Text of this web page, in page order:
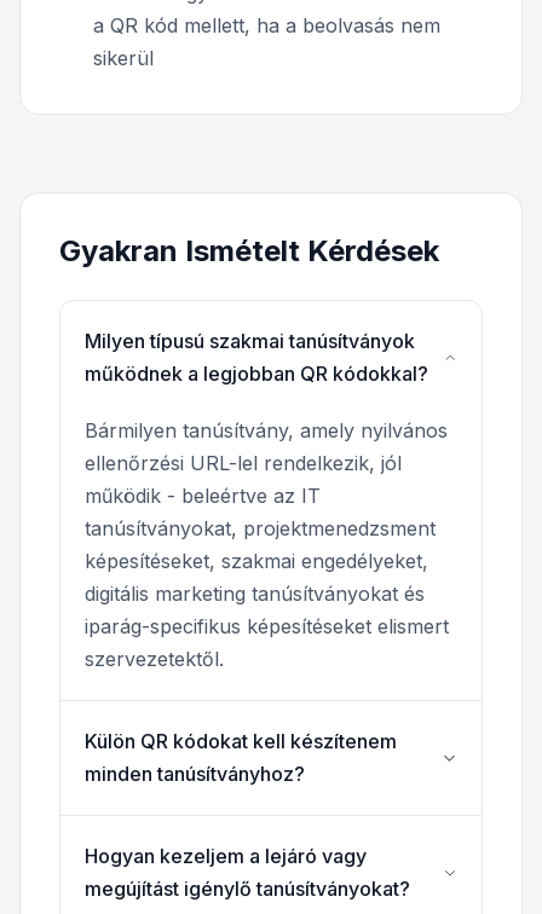
a QR kód mellett, ha a beolvasás nem
sikerül
Gyakran Ismételt Kérdések
Milyen típusú szakmai tanúsítványok
működnek a legjobban QR kódokkal?
Bármilyen tanúsítvány, amely nyilvános
ellenőrzési URL-lel rendelkezik, jól
működik - beleértve az IT
tanúsítványokat, projektmenedzsment
képesítéseket, szakmai engedélyeket,
digitális marketing tanúsítványokat és
iparág-specifikus képesítéseket elismert
szervezetektől.
Külön QR kódokat kell készítenem
minden tanúsítványhoz?
Hogyan kezeljem a lejáró vagy
megújítást igénylő tanúsítványokat?